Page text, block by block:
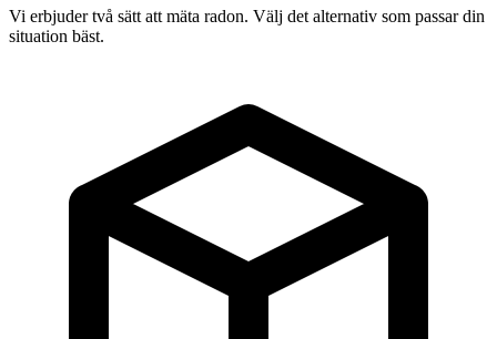
Vi erbjuder två sätt att mäta radon. Välj det alternativ som passar din
situation bäst.